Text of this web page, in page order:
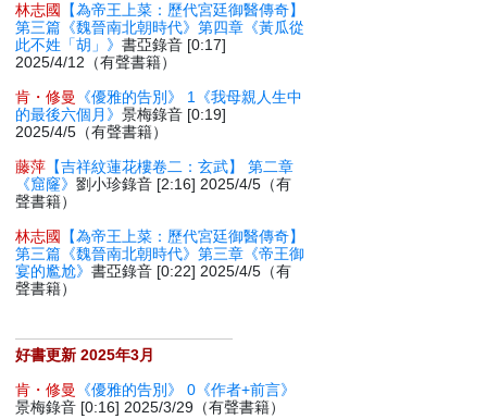
林志國
【為帝王上菜：歷代宮廷御醫傳奇】
第三篇《魏晉南北朝時代》第四章《黃瓜從
此不姓「胡」》書亞錄音 [0:17]
2025/4/12（有聲書籍）
肯・修曼
《優雅的告別》 1《我母親人生中
的最後六個月》景梅錄音 [0:19]
2025/4/5（有聲書籍）
藤萍 【吉祥紋蓮花樓卷二：玄武】 第二章
《窟窿》劉小珍錄音 [2:16] 2025/4/5（有
聲書籍）
林志國
【為帝王上菜：歷代宮廷御醫傳奇】
第三篇《魏晉南北朝時代》第三章《帝王御
宴的尷尬》書亞錄音 [0:22] 2025/4/5（有
聲書籍）
好書更新 2025年3月
肯・修曼
《優雅的告別》 0《作者+前言》
景梅錄音 [0:16] 2025/3/29（有聲書籍）